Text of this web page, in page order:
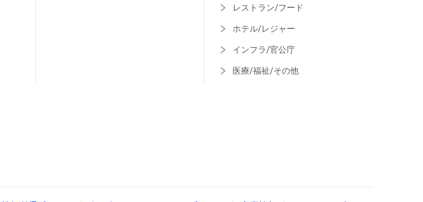
レストラン/フード
ホテル/レジャー
インフラ/官公庁
医療/福祉/その他